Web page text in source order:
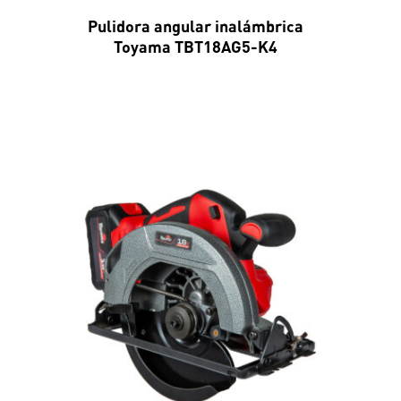
Pulidora angular inalámbrica
Toyama TBT18AG5-K4